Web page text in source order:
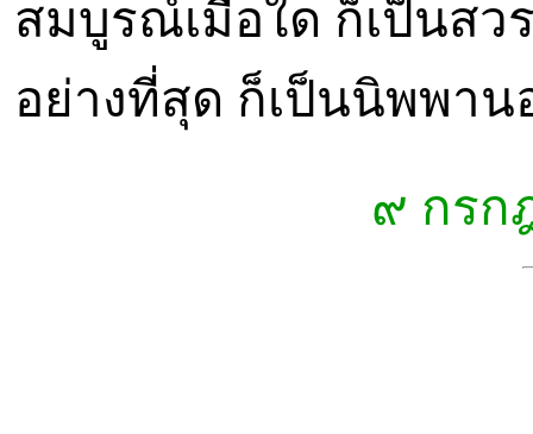
สมบูรณ์เมื่อใด ก็เป็นส
อย่างที่สุด ก็เป็นนิพพาน
๙ กร